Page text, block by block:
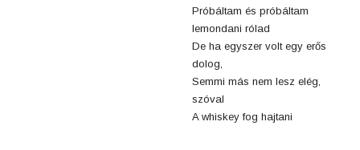
Próbáltam és próbáltam
lemondani rólad
De ha egyszer volt egy erős
dolog,
Semmi más nem lesz elég,
szóval
A whiskey fog hajtani